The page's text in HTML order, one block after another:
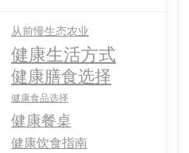
从前慢生态农业
健康生活方式
健康膳食选择
健康食品选择
健康餐桌
健康饮食指南